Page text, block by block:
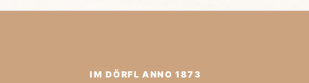
IM DÖRFL ANNO 1873